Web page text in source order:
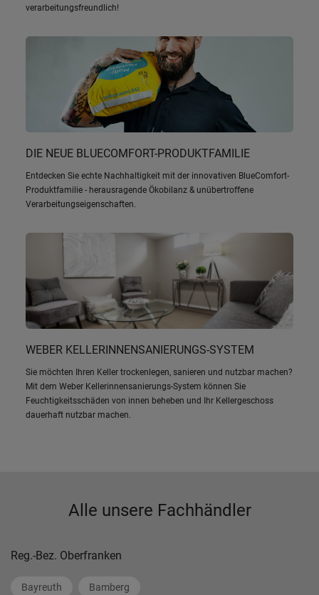
verarbeitungsfreundlich!
DIE NEUE BLUECOMFORT-PRODUKTFAMILIE
Entdecken Sie echte Nachhaltigkeit mit der innovativen BlueComfort-
Produktfamilie - herausragende Ökobilanz & unübertroffene
Verarbeitungseigenschaften.
WEBER KELLERINNENSANIERUNGS-SYSTEM
Sie möchten Ihren Keller trockenlegen, sanieren und nutzbar machen?
Mit dem Weber Kellerinnensanierungs-System können Sie
Feuchtigkeitsschäden von innen beheben und Ihr Kellergeschoss
dauerhaft nutzbar machen.
Alle unsere Fachhändler
Reg.-Bez. Oberfranken
Bayreuth Bamberg